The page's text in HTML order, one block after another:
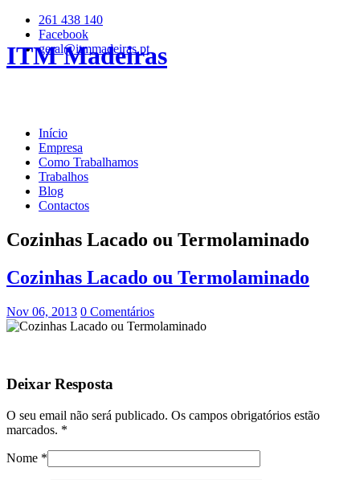
261 438 140
Facebook
geral@itmmadeiras.pt
ITM Madeiras
Início
Empresa
Como Trabalhamos
Trabalhos
Blog
Contactos
Cozinhas Lacado ou Termolaminado
Cozinhas Lacado ou Termolaminado
Nov 06, 2013 0 Comentários
Deixar Resposta
O seu email não será publicado. Os campos obrigatórios estão
marcados. *
Nome *